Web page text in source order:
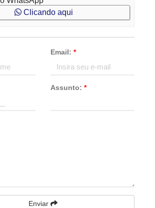
Clicando aqui
Email: *
Assunto: *
Enviar